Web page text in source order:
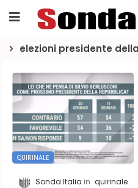
elezioni presidente
QUIRINALE
Sonda Italia quirinale